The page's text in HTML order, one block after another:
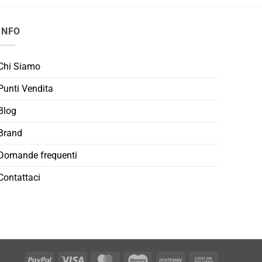
Siamo
Vendita
frequenti
PayPal Visa MasterCardMaestro Postepay